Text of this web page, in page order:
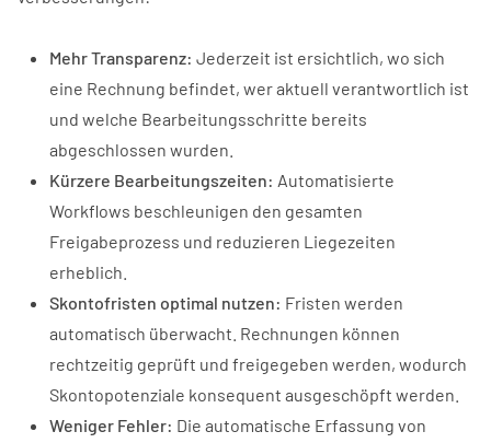
Mehr Transparenz: Jederzeit ist ersichtlich, wo sich
eine Rechnung befindet, wer aktuell verantwortlich ist
und welche Bearbeitungsschritte bereits
abgeschlossen wurden.
Kürzere Bearbeitungszeiten: Automatisierte
Workflows beschleunigen den gesamten
Freigabeprozess und reduzieren Liegezeiten
erheblich.
Skontofristen optimal nutzen: Fristen werden
automatisch überwacht. Rechnungen können
rechtzeitig geprüft und freigegeben werden, wodurch
Skontopotenziale konsequent ausgeschöpft werden.
Weniger Fehler: Die automatische Erfassung von